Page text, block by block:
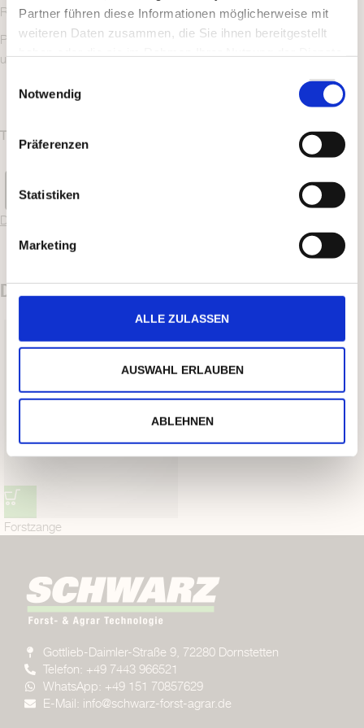
Partner führen diese Informationen möglicherweise mit
weiteren Daten zusammen, die Sie ihnen bereitgestellt
Notwendig
Präferenzen
Statistiken
Marketing
ALLE ZULASSEN
AUSWAHL ERLAUBEN
ABLEHNEN
Rollenlagern ist Standard.
Palms wurde 2012 mit dem Swedish Business Award ausgezeichnet
und gewährt 3 Jahre Stabilitätsgarantie.
TECHNISCHE DATEN
Datenblatt herunterladen
DAS KÖNNTE DIR AUCH GEFALLEN …
Forstzange
Gottlieb-Daimler-Straße 9, 72280 Dornstetten
Telefon: +49 7443 966521
WhatsApp: +49 151 70857629
E-Mail: info@schwarz-forst-agrar.de